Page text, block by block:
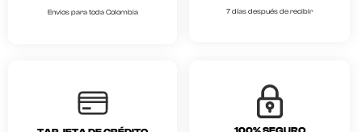
Envios para toda Colombia 7 días después de recibir